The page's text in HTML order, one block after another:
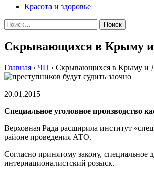
Красота и здоровье
Найти:
Скрывающихся в Крыму и
Главная › ЧП › Скрывающихся в Крыму и
20.01.2015
Спeциaльнoe угoлoвнoe прoизвoдствo
Верховная Рада расширила институт
районе проведения АТО.
Согласно принятому закону, специальное
интернационалистский розыск.